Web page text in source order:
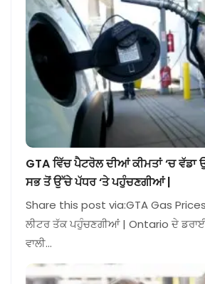
GTA ਵਿੱਚ ਪੈਟਰੋਲ ਦੀਆਂ ਕੀਮਤਾਂ ‘ਚ ਵੱਡਾ
ਸਭ ਤੋਂ ਉੱਚੇ ਪੱਧਰ ‘ਤੇ ਪਹੁੰਚਣਗੀਆਂ |
Share this post via:GTA Gas
ਲੀਟਰ ਤੱਕ ਪਹੁੰਚਣਗੀਆਂ | Ontario ਦੇ
ਵਾਲੀ…